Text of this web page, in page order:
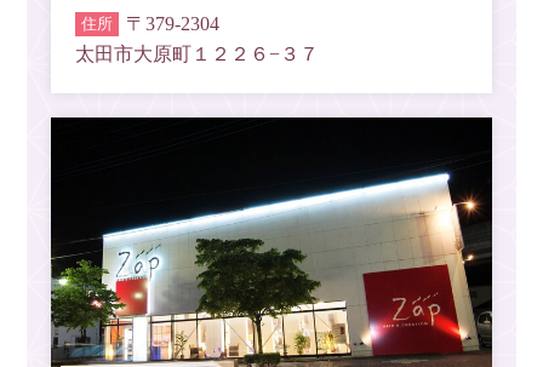
〒379-2304
太田市大原町１２２６−３７